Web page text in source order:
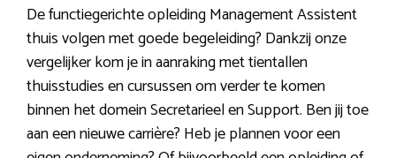
De functiegerichte opleiding Management Assistent
thuis volgen met goede begeleiding? Dankzij onze
vergelijker kom je in aanraking met tientallen
thuisstudies en cursussen om verder te komen
binnen het domein Secretarieel en Support. Ben jij toe
aan een nieuwe carrière? Heb je plannen voor een